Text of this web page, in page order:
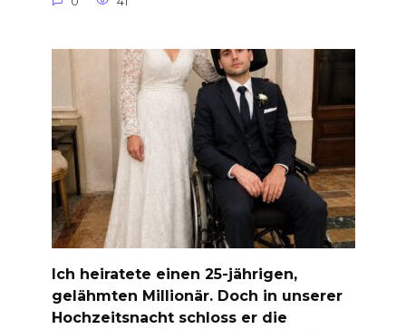
Ich heiratete einen 25-jährigen,
gelähmten Millionär. Doch in unserer
Hochzeitsnacht schloss er die